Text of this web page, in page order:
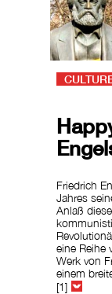
Friedrich
Jahres
Anlaß
eine Reihe
Werk von
einem
[1]